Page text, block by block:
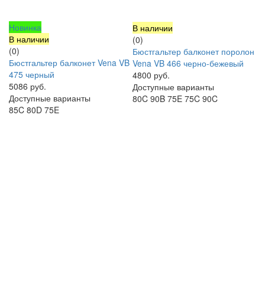
Новинка
В наличии
(0)
Бюстгальтер балконет Vena VB
475 черный
5086 руб.
Доступные варианты
85C 80D 75E
В наличии
(0)
Бюстгальтер балконет поролон
Vena VB 466 черно-бежевый
4800 руб.
Доступные варианты
80C 90B 75E 75C 90C